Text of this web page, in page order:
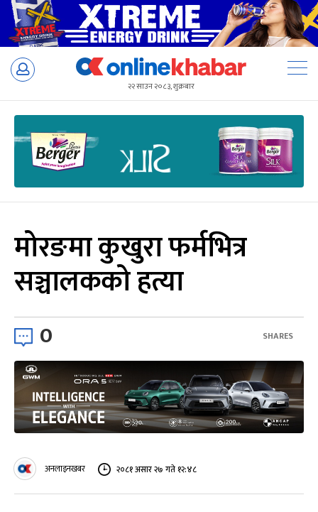
Skip
२२ साउन २०८३, शुक्रबार
मोरङमा कुखुरा फर्मभित्र
सञ्चालकको हत्या
0 SHARES
अनलाइनखबर २०८१ असार २७ गते १२:४८